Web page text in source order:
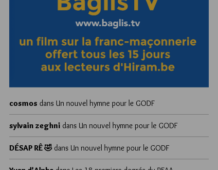
cosmos dans Un nouvel hymne pour le GODF
sylvain zeghni dans Un nouvel hymne pour le GODF
DÉSAP RÊ 🤣 dans Un nouvel hymne pour le GODF